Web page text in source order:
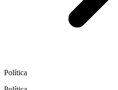
Política